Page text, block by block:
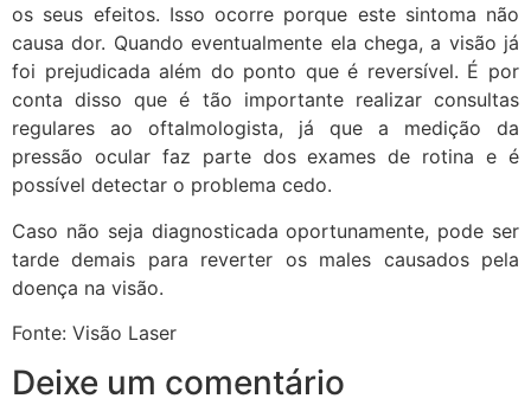
os seus efeitos. Isso ocorre porque este sintoma não
causa dor. Quando eventualmente ela chega, a visão já
foi prejudicada além do ponto que é reversível. É por
conta disso que é tão importante realizar consultas
regulares ao oftalmologista, já que a medição da
pressão ocular faz parte dos exames de rotina e é
possível detectar o problema cedo.
Caso não seja diagnosticada oportunamente, pode ser
tarde demais para reverter os males causados pela
doença na visão.
Fonte: Visão Laser
Deixe um comentário